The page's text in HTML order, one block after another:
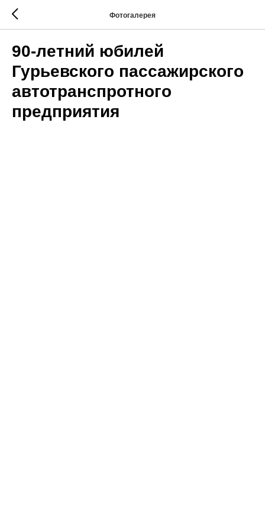
Фотогалерея
90-летний юбилей
Гурьевского пассажирского
автотранспротного
предприятия